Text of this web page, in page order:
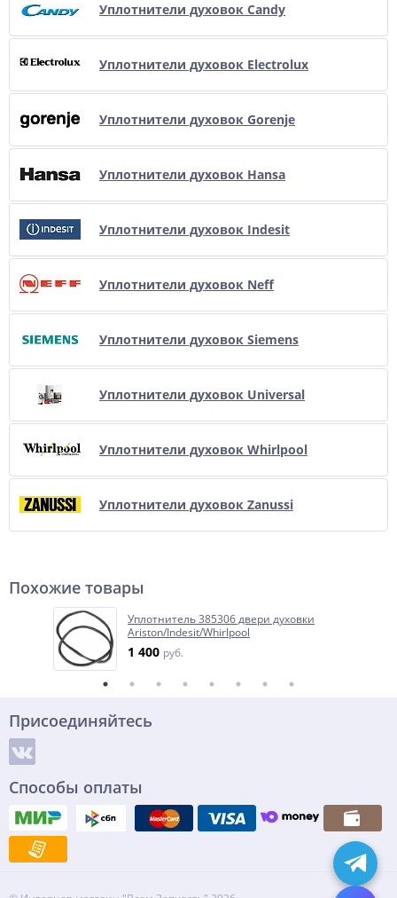
Уплотнители духовок Candy
Уплотнители духовок Electrolux
Уплотнители духовок Gorenje
Уплотнители духовок Hansa
Уплотнители духовок Indesit
Уплотнители духовок Neff
Уплотнители духовок Siemens
Уплотнители духовок Universal
Уплотнители духовок Whirlpool
Уплотнители духовок Zanussi
Похожие товары
Уплотнитель 385306 двери духовки
Ariston/Indesit/Whirlpool
1 400 руб.
Присоединяйтесь
Способы оплаты